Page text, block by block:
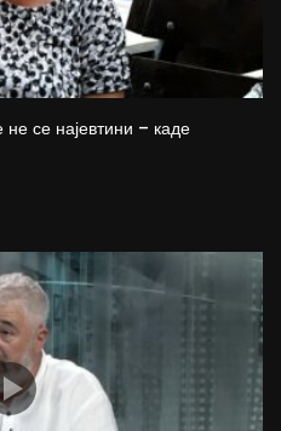
се најевтини – каде